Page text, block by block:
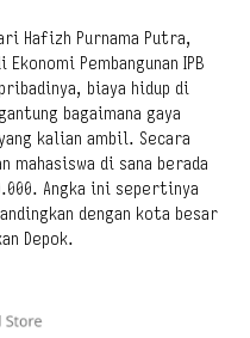
Hafizh Purnama Putra,
Pembangunan IPB
biaya hidup di
bagaimana gaya
kalian ambil. Secara
mahasiswa di sana berada
Angka ini sepertinya
dengan kota besar
Depok.